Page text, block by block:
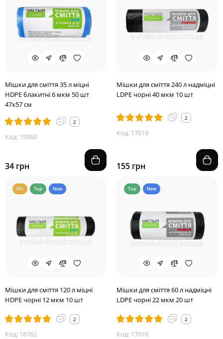
Мішки для сміття 35 л міцні
HDPE блакитні 6 мкм 50 шт
47х57 см
2
Код: 19560
34 грн
Мішки для сміття 240 л надміцні
LDPE чорні 40 мкм 10 шт
2
Код: 17019
155 грн
Hit Top New
Мішки для сміття 120 л міцні
HDPE чорні 12 мкм 10 шт
2
Код: 18762
Top New
Мішки для сміття 60 л надміцні
LDPE чорні 22 мкм 20 шт
2
Код: 17016